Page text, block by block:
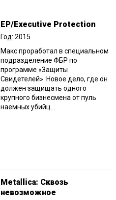
EP/Executive Protection
Год: 2015
Макс проработал в специальном
подразделение ФБР по
программе «Защиты
Свидетелей». Новое дело, где он
должен защищать одного
крупного бизнесмена от пуль
наемных убийц...
Metallica: Сквозь
невозможное